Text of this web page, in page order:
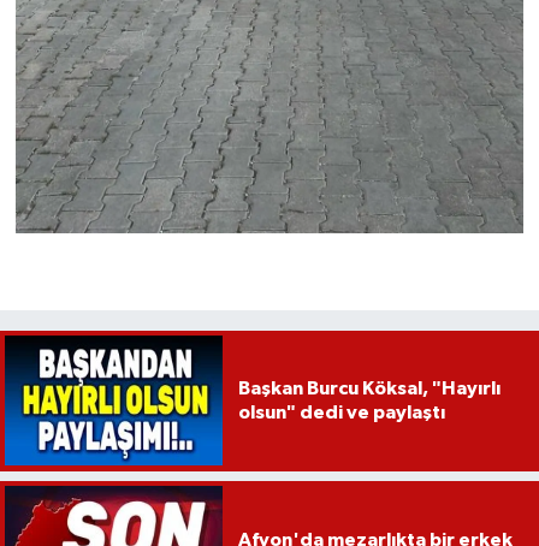
Başkan Burcu Köksal, "Hayırlı
olsun" dedi ve paylaştı
Afyon'da mezarlıkta bir erkek